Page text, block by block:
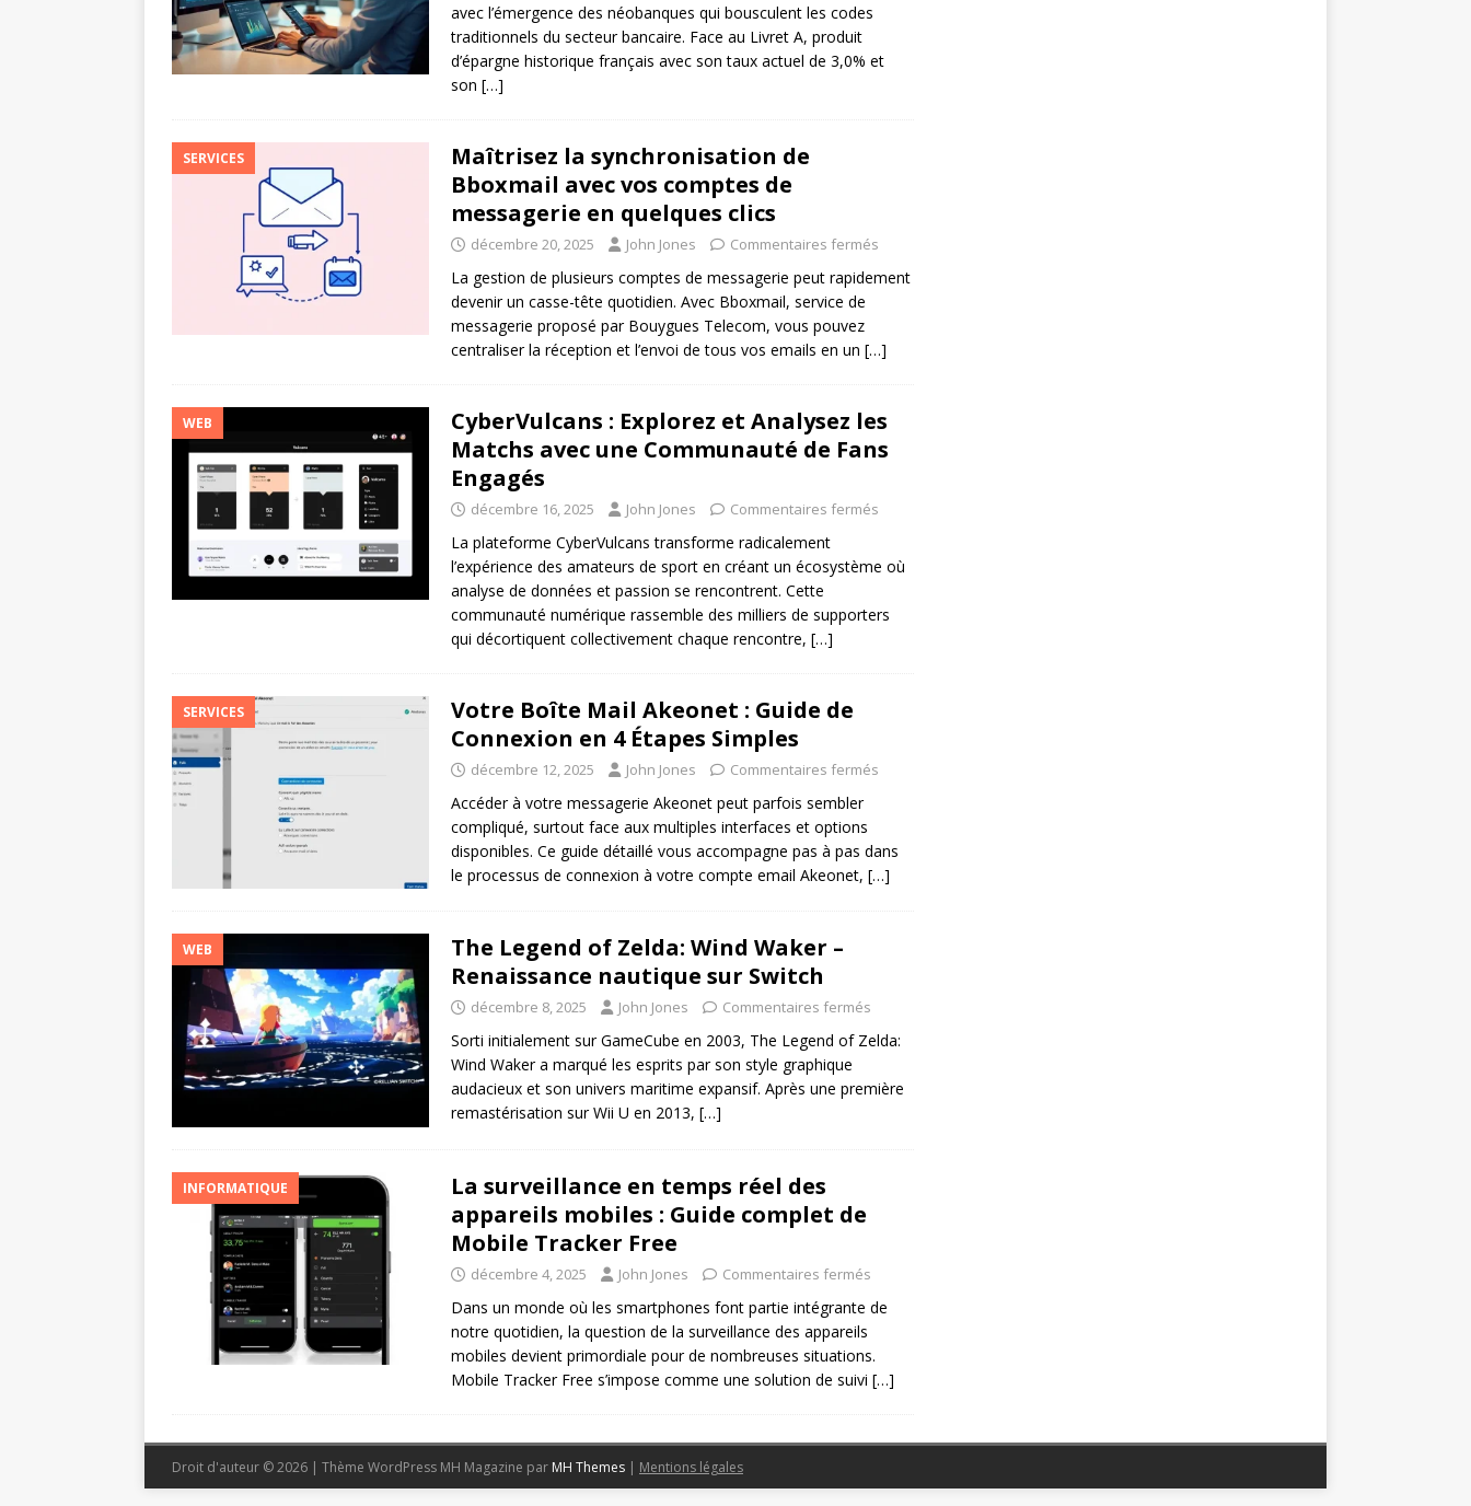
avec l’émergence des néobanques qui bousculent les codes
traditionnels du secteur bancaire. Face au Livret A, produit
d’épargne historique français avec son taux actuel de 3,0% et
son […]
SERVICES
Maîtrisez la synchronisation de
Bboxmail avec vos comptes de
messagerie en quelques clics
décembre 20, 2025 John Jones Commentaires fermés
La gestion de plusieurs comptes de messagerie peut rapidement
devenir un casse-tête quotidien. Avec Bboxmail, service de
messagerie proposé par Bouygues Telecom, vous pouvez
centraliser la réception et l’envoi de tous vos emails en un […]
WEB
CyberVulcans : Explorez et Analysez les
Matchs avec une Communauté de Fans
Engagés
décembre 16, 2025 John Jones Commentaires fermés
La plateforme CyberVulcans transforme radicalement
l’expérience des amateurs de sport en créant un écosystème où
analyse de données et passion se rencontrent. Cette
communauté numérique rassemble des milliers de supporters
qui décortiquent collectivement chaque rencontre, […]
SERVICES
Votre Boîte Mail Akeonet : Guide de
Connexion en 4 Étapes Simples
décembre 12, 2025 John Jones Commentaires fermés
Accéder à votre messagerie Akeonet peut parfois sembler
compliqué, surtout face aux multiples interfaces et options
disponibles. Ce guide détaillé vous accompagne pas à pas dans
le processus de connexion à votre compte email Akeonet, […]
WEB
The Legend of Zelda: Wind Waker –
Renaissance nautique sur Switch
décembre 8, 2025 John Jones Commentaires fermés
Sorti initialement sur GameCube en 2003, The Legend of Zelda:
Wind Waker a marqué les esprits par son style graphique
audacieux et son univers maritime expansif. Après une première
remastérisation sur Wii U en 2013, […]
INFORMATIQUE
La surveillance en temps réel des
appareils mobiles : Guide complet de
Mobile Tracker Free
décembre 4, 2025 John Jones Commentaires fermés
Dans un monde où les smartphones font partie intégrante de
notre quotidien, la question de la surveillance des appareils
mobiles devient primordiale pour de nombreuses situations.
Mobile Tracker Free s’impose comme une solution de suivi […]
Droit d'auteur © 2026 | Thème WordPress MH Magazine par MH Themes | Mentions légales